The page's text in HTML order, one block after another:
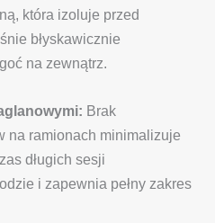
która izoluje przed
błyskawicznie
na zewnątrz.
Brak
na ramionach minimalizuje
długich sesji
i zapewnia pełny zakres